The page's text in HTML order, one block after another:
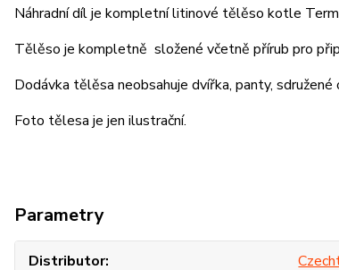
Náhradní díl je kompletní litinové tělěso kotle
Tělěso je kompletně složené včetně přírub pro
Dodávka tělěsa neobsahuje dvířka, panty,
Foto tělesa je jen ilustrační.
Parametry
Distributor